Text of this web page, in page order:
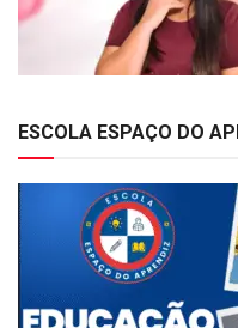
ESCOLA ESPAÇO DO